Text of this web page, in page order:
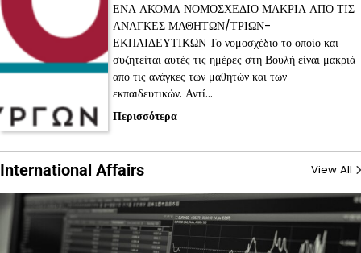
ΕΝΑ ΑΚΟΜΑ ΝΟΜΟΣΧΕΔΙΟ ΜΑΚΡΙΑ ΑΠΟ ΤΙΣ
ΑΝΑΓΚΕΣ ΜΑΘΗΤΩΝ/ΤΡΙΩΝ-
ΕΚΠΑΙΔΕΥΤΙΚΩΝ Το νομοσχέδιο το οποίο και
συζητείται αυτές τις ημέρες στη Βουλή είναι μακριά
από τις ανάγκες των μαθητών και των
εκπαιδευτικών. Αντί…
Περισσότερα
International Affairs View All